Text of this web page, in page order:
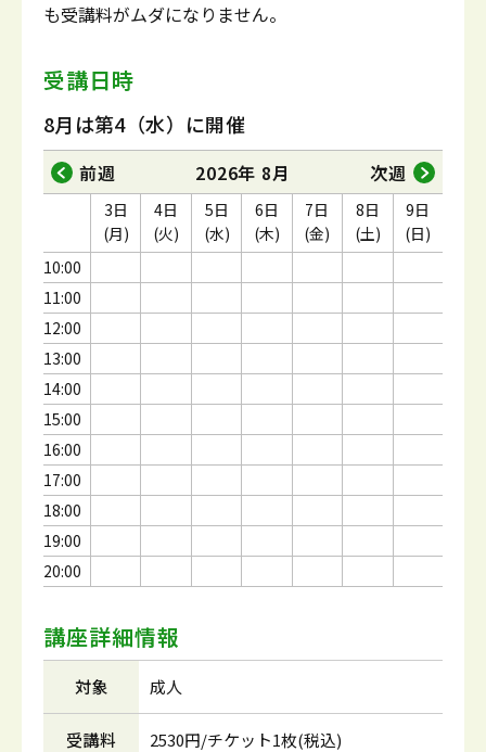
も受講料がムダになりません。
受講日時
8月は第4（水）に開催
前週 2026年 8月 次週
10:00
11:00
12:00
13:00
14:00
15:00
16:00
17:00
18:00
19:00
20:00
3日
(月)
4日
(火)
5日
(水)
6日
(木)
7日
(金)
8日
(土)
9日
(日)
講座詳細情報
対象 成人
受講料 2530円/チケット1枚(税込)